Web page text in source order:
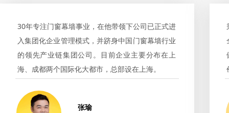
30年专注门窗幕墙事业，在他带领下公司已正式进
入集团化企业管理模式，并跻身中国门窗幕墙行业
的领先产业链集团公司。目前企业主要分布在上
海、成都两个国际化大都市，总部设在上海。
张瑜